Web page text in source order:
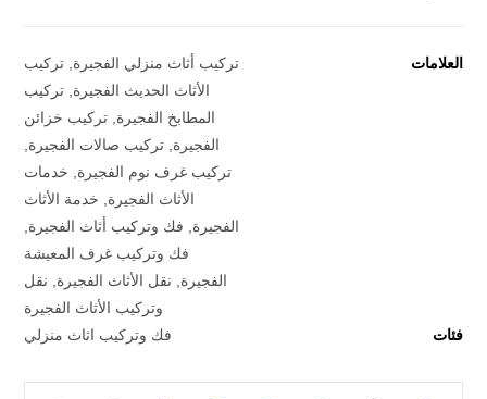
العلامات تركيب أثاث منزلي الفجيرة تركيب
الأثاث الحديث الفجيرة تركيب
المطابخ الفجيرة تركيب خزائن
الفجيرة تركيب صالات الفجيرة
تركيب غرف نوم الفجيرة
خدمات
الأثاث الفجيرة
خدمة الأثاث
الفجيرة
فك وتركيب أثاث الفجيرة
فك وتركيب غرف المعيشة
الفجيرة
نقل الأثاث الفجيرة
نقل
وتركيب الأثاث الفجيرة
فئات
فك وتركيب اثاث منزلي